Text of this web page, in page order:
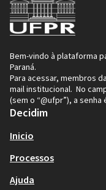
Bem-vindo à plataforma
Paraná.
Para acessar, membros
mail institucional. No
(sem o “@ufpr”), a senha
Decidim
Inicio
Processos
Ajuda